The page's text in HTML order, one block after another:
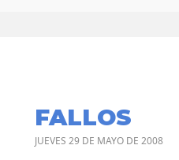
FALLOS
JUEVES 29 DE MAYO DE 2008